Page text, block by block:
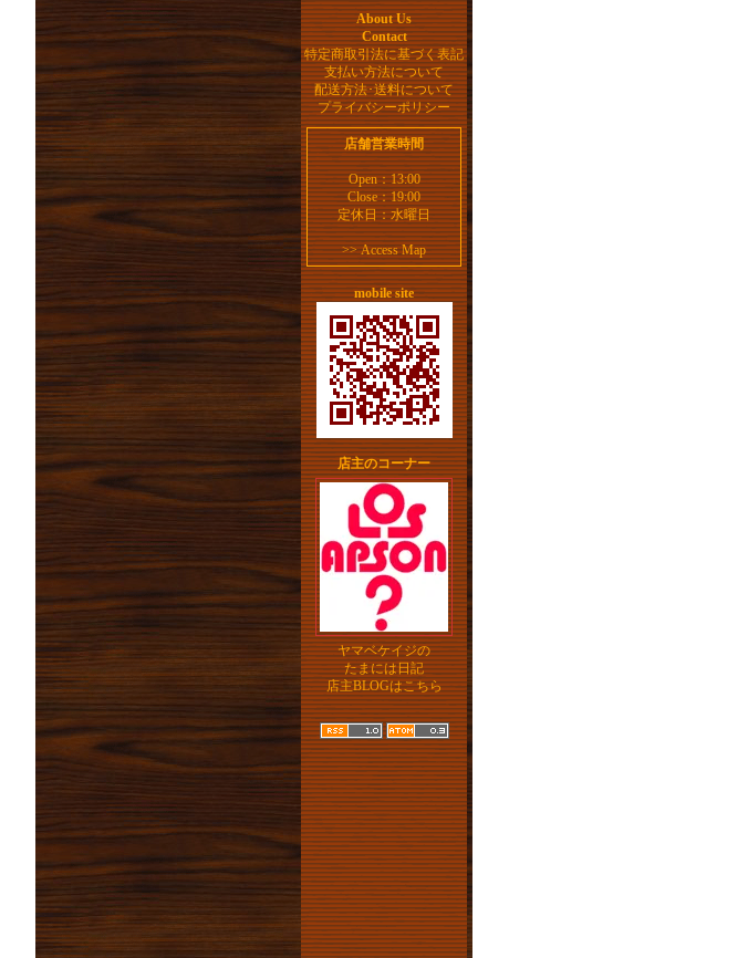
About Us
Contact
特定商取引法に基づく表記
支払い方法について
配送方法･送料について
プライバシーポリシー
店舗営業時間
Open：13:00
Close：19:00
定休日：水曜日
>>Access Map
mobile site
店主のコーナー
ヤマベケイジの
たまには日記
店主BLOGはこちら